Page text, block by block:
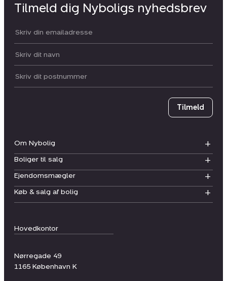
Hovedkontor
Nørregade 49
1165 København K
Om Nybolig
Boliger til salg
Ejendomsmægler
Køb & salg af bolig
Tilmeld dig Nyboligs nyhedsbrev
Din email:
Dit navn:
Postnummer
Tilmeld